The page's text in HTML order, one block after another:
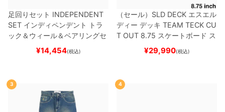
足回りセット INDEPENDENT
SET インディペンデント
トラ
ック＆ウィール＆ベアリングセ
（トリック用）
ード スケボー
¥14,454(税込)
（セール） SLD DECK エスエル
ディー デッキ TEAM TECK CU
T OUT 8.75 スケートボード ス
¥29,990(税込)
3 4